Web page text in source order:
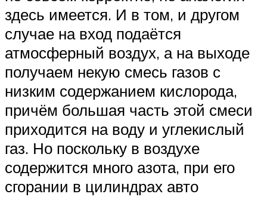
здесь имеется. И в том, и другом
случае на вход подаётся
атмосферный воздух, а на выходе
получаем некую смесь газов с
низким содержанием кислорода,
причём большая часть этой смеси
приходится на воду и углекислый
газ. Но поскольку в воздухе
содержится много азота, при его
сгорании в цилиндрах авто